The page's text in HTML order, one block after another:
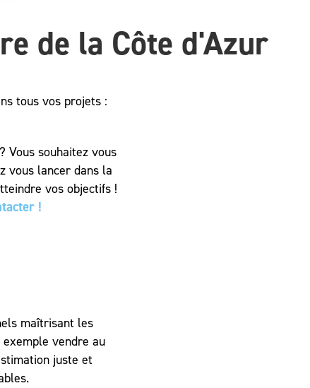
de la Côte d'Azur
tous vos projets :
Vous souhaitez vous
vous lancer dans la
vos objectifs !
!
maîtrisant les
vendre au
juste et